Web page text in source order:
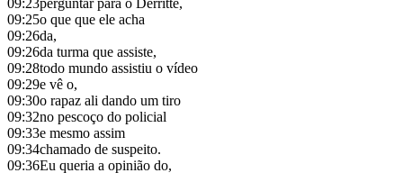
09:23perguntar para o Derritte,
09:25o que que ele acha
09:26da,
09:26da turma que assiste,
09:28todo mundo assistiu o vídeo
09:29e vê o,
09:30o rapaz ali dando um tiro
09:32no pescoço do policial
09:33e mesmo assim
09:34chamado de suspeito.
09:36Eu queria a opinião do,